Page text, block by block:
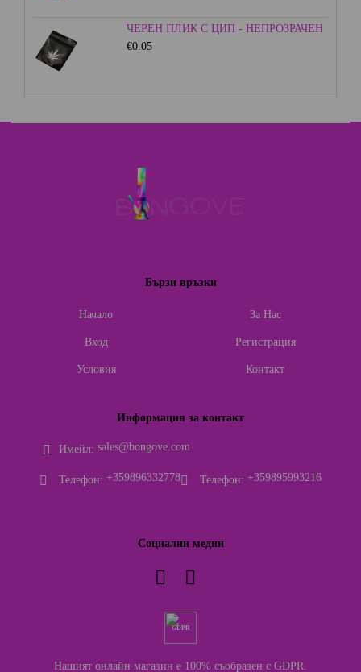
ЧЕРЕН ПЛИК С ЦИП - НЕПРОЗРАЧЕН
€0.05
Бързи връзки
Начало За Нас
Вход Регистрация
Условия Контакт
Информация за контакт
Имейл: sales@bongove.com
Телефон: +359896332778 Телефон: +359895993216
Социални медии
GDPR
Нашият онлайн магазин е 100% съобразен с GDPR.